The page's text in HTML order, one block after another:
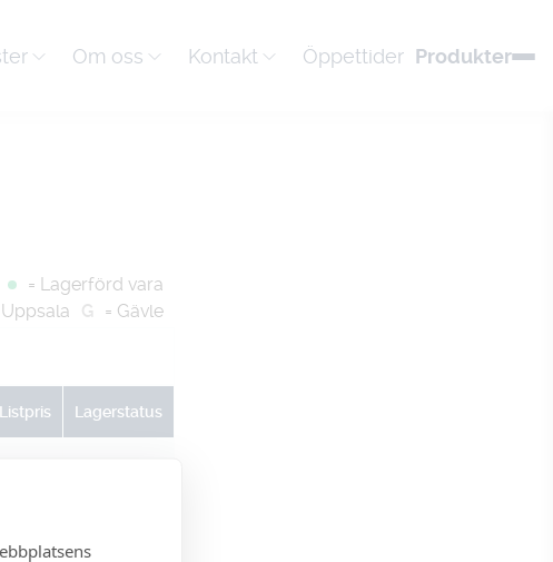
Om oss Kontakt Öppettider Produkter
= Lagerförd vara
Uppsala G = Gävle
Listpris Lagerstatus